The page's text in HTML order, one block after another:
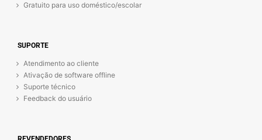
Gratuito para uso doméstico/escolar
SUPORTE
Atendimento ao cliente
Ativação de software offline
Suporte técnico
Feedback do usuário